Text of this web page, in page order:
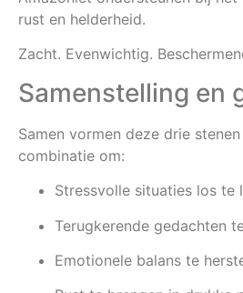
rust en helderheid.
Zacht. Evenwichtig.
Samenstelling en
Samen vormen deze drie
combinatie om:
Stressvolle situaties los te
Terugkerende gedachten
Emotionele balans te